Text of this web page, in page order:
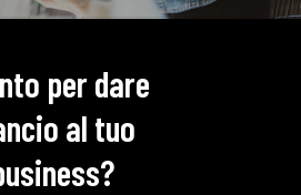
per dare
al tuo